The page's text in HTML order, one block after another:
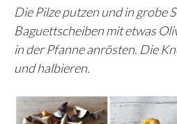
Die Pilze putzen und in grobe
Baguettscheiben mit etwas
in der Pfanne anrösten. Die
und halbieren.